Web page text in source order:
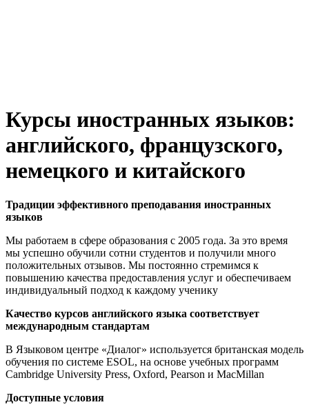
Курсы иностранных языков:
английского, французского,
немецкого и китайского
Традиции эффективного преподавания иностранных
языков
Мы работаем в сфере образования с 2005 года. За это время
мы успешно обучили сотни студентов и получили много
положительных отзывов. Мы постоянно стремимся к
повышению качества предоставления услуг и обеспечиваем
индивидуальный подход к каждому ученику
Качество курсов английского языка соответствует
международным стандартам
В Языковом центре «Диалог» используется британская модель
обучения по системе ESOL, на основе учебных программ
Cambridge University Press, Oxford, Pearson и MaсMillan
Доступные условия